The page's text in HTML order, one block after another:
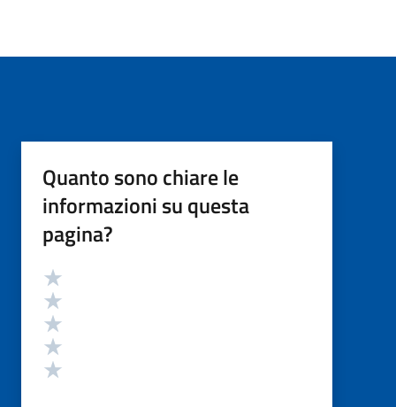
Quanto sono chiare le
informazioni su questa
pagina?
Valutazione